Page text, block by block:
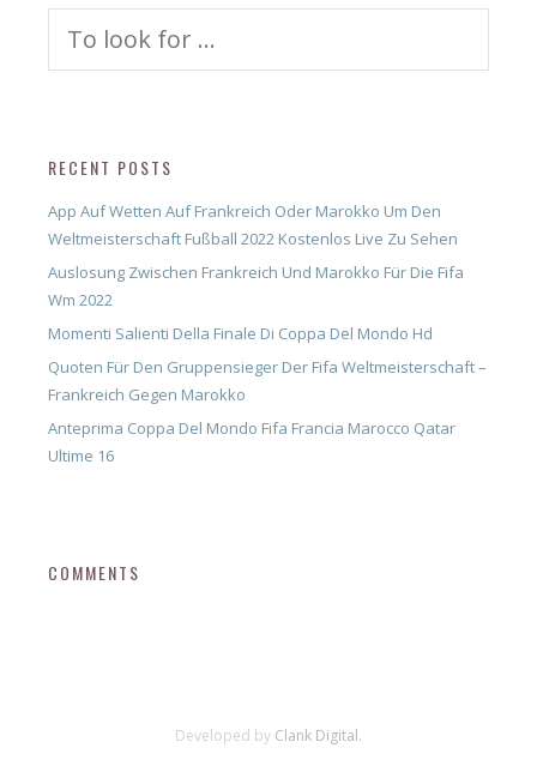
RECENT POSTS
App Auf Wetten Auf Frankreich Oder Marokko Um Den
Weltmeisterschaft Fußball 2022 Kostenlos Live Zu Sehen
Auslosung Zwischen Frankreich Und Marokko Für Die Fifa
Wm 2022
Momenti Salienti Della Finale Di Coppa Del Mondo Hd
Quoten Für Den Gruppensieger Der Fifa Weltmeisterschaft –
Frankreich Gegen Marokko
Anteprima Coppa Del Mondo Fifa Francia Marocco Qatar
Ultime 16
COMMENTS
Developed by Clank Digital.